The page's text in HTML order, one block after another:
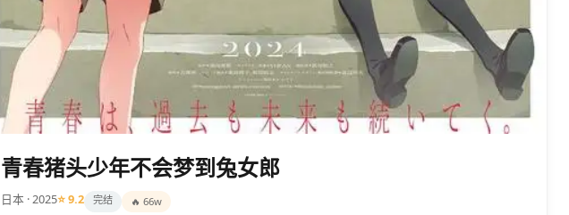
青春猪头少年不会梦到兔女郎
日本 · 2025⭐ 9.2 完结 🔥 66w